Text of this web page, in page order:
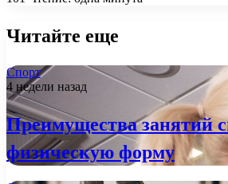
Читайте еще
Спорт
4 недели назад
Преимущества занятий
физическую форму